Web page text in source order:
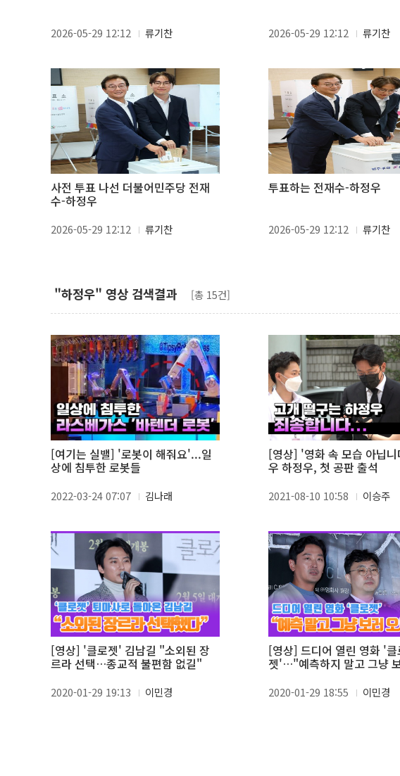
2026-05-29 12:12 류기찬 2026-05-29 12:12 류기찬
사전 투표 나선 더불어민주당 전재
수-하정우
2026-05-29 12:12 류기찬
투표하는 전재수-하정우
2026-05-29 12:12 류기찬
"하정우" 영상 검색결과 [총 15건]
[여기는 실밸] '로봇이 해줘요'...일
상에 침투한 로봇들
2022-03-24 07:07 김나래
[영상] '영화 속 모습 아닙
우 하정우, 첫 공판 출석
2021-08-10 10:58 이승주
[영상] '클로젯' 김남길 "소외된 장
르라 선택…종교적 불편함 없길"
2020-01-29 19:13 이민경
[영상] 드디어 열린 영화 '클
젯'…"예측하지 말고 그냥
2020-01-29 18:55 이민경